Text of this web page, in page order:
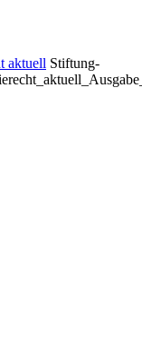
aktuell Stiftung-